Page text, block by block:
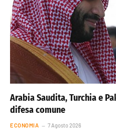
Arabia Saudita, Turchia e
difesa comune
ECONOMIA 7 Agosto 2026